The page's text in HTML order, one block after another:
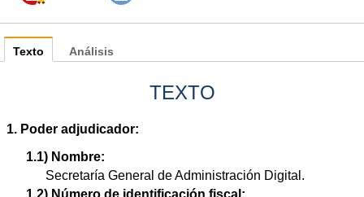
Texto
TEXTO
1. Poder adjudicador:
1.1) Nombre:
Secretaría General de Administración Digital.
1.2) Número de identificación fiscal:
Análisis